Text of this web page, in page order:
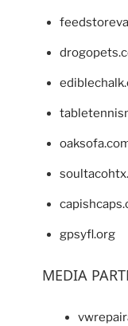
gpsyfl.org
MEDIA